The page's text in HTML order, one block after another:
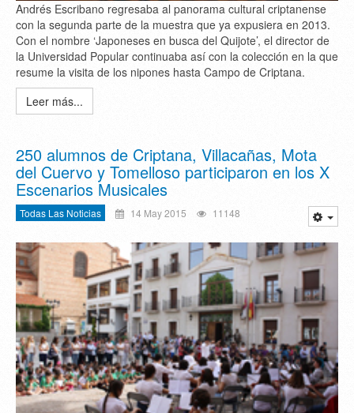
Andrés Escribano regresaba al panorama cultural criptanense
con la segunda parte de la muestra que ya expusiera en 2013.
Con el nombre ‘Japoneses en busca del Quijote’, el director de
la Universidad Popular continuaba así con la colección en la que
resume la visita de los nipones hasta Campo de Criptana.
Leer más...
250 alumnos de Criptana, Villacañas, Mota
del Cuervo y Tomelloso participaron en los X
Escenarios Musicales
Todas Las Noticias 14 May 2015 11148